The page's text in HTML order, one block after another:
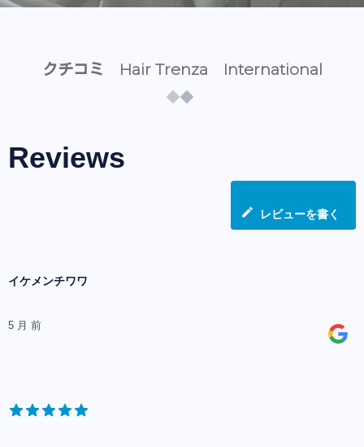
クチコミ Hair Trenza International
Reviews
レビューを書く
イケメンチワワ
5 月 前